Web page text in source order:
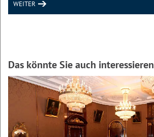
WEITER
Das könnte Sie auch interessieren